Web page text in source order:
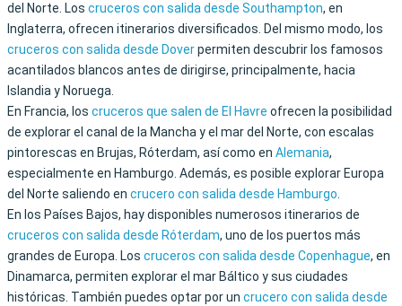
del Norte. Los cruceros con salida desde Southampton, en
Inglaterra, ofrecen itinerarios diversificados. Del mismo modo, los
cruceros con salida desde Doverpermiten descubrir los famosos
acantilados blancos antes de dirigirse, principalmente, hacia
Islandia y Noruega.
En Francia, los cruceros que salen de El Havre ofrecen la posibilidad
de explorar el canal de la Mancha y el mar del Norte, con escalas
pintorescas en Brujas, Róterdam, así como en Alemania,
especialmente en Hamburgo. Además, es posible explorar Europa
del Norte saliendo en crucero con salida desde Hamburgo.
En los Países Bajos, hay disponibles numerosos itinerarios de
cruceros con salida desde Róterdam, uno de los puertos más
grandes de Europa. Los cruceros con salida desde Copenhague, en
Dinamarca, permiten explorar el mar Báltico y sus ciudades
históricas. También puedes optar por un crucero con salida desde